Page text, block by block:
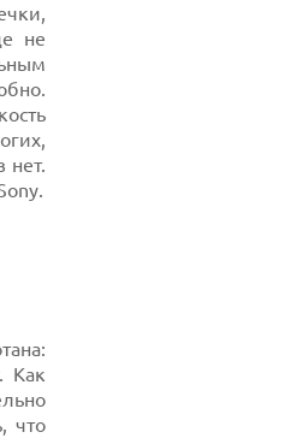
не
нет.
. Как
что